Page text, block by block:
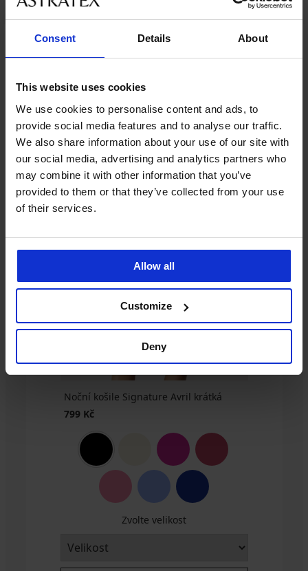
Consent Details About
This website uses cookies
We use cookies to personalise content and ads, to
provide social media features and to analyse our traffic.
We also share information about your use of our site with
our social media, advertising and analytics partners who
may combine it with other information that you’ve
provided to them or that they’ve collected from your use
of their services.
Allow all
Customize
Deny
-30%
PREMIUM
Dámská
noční
košile
the
Street
1 819
Kč
Kč
Výprodej -60%
Bavlněná
noční
košile
Aurora
360
Kč
-30%
Dámská
noční
košile
Arleth
629
Kč
Výprodej -50%
PREMIUM
Noční
košile
Ralph
Plaid
krátká
Kč
Výprodej -40%
4,7
Noční
košile
Signature
II
539
899
Kč
Výprodej -70%
5
Bavlněná
noční
Ginny
krátká
Kč
849
-30%
4,7
Noční
košile
krátká
799
Výprodej -50%
PREMIUM
Noční
košile
DKNY
dlouhá
2 399
Výprodej -40%
4,6
Noční
košile
Signature
krátká
539
899
Kč
Výprodej -30%
PREMIUM
Dámská
noční
košile
City
Streets
1 819
Kč
Kč
Ze stejné kolekce
Noční košile Signature Avril krátká
799 Kč
Zvolte velikost